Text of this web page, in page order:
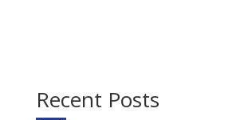
Recent Posts